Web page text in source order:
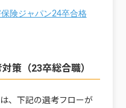
険ジャパン24卒合格
策（23卒総合職）
、下記の選考フローが